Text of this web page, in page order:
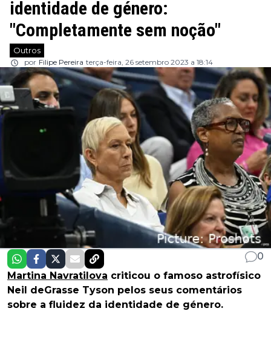
identidade de género:
"Completamente sem noção"
Outros
por Filipe Pereira terça-feira, 26 setembro 2023 a 18:14
0
Martina Navratilova criticou o famoso astrofísico
Neil deGrasse Tyson pelos seus comentários
sobre a fluidez da identidade de género.